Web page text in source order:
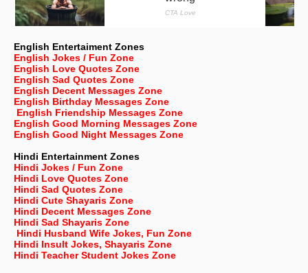
English Entertaiment Zones
English Jokes / Fun Zone
English Love Quotes Zone
English Sad Quotes Zone
English Decent Messages Zone
English Birthday Messages Zone
English Friendship Messages Zone
English Good Morning Messages Zone
English Good Night Messages Zone
Hindi Entertainment Zones
Hindi Jokes / Fun Zone
Hindi Love Quotes Zone
Hindi Sad Quotes Zone
Hindi Cute Shayaris Zone
Hindi Decent Messages Zone
Hindi Sad Shayaris Zone
Hindi Husband Wife Jokes, Fun Zone
Hindi Insult Jokes, Shayaris Zone
Hindi Teacher Student Jokes Zone